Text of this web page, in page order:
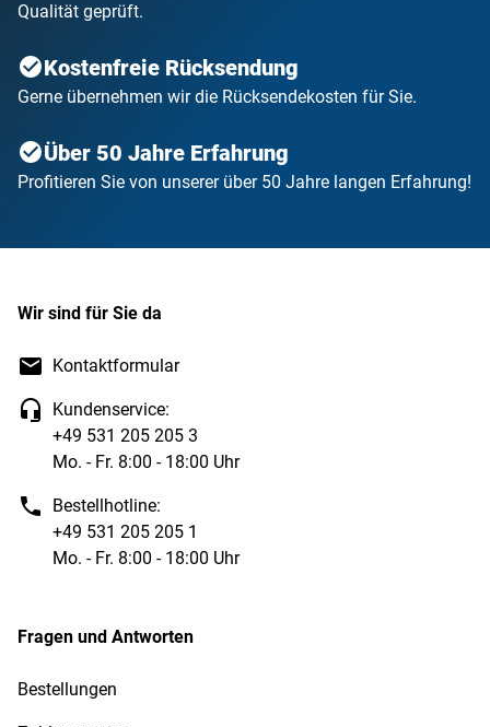
Qualität geprüft.
Kostenfreie Rücksendung
Gerne übernehmen wir die Rücksendekosten für Sie.
Über 50 Jahre Erfahrung
Profitieren Sie von unserer über 50 Jahre langen Erfahrung!
Wir sind für Sie da
Kontaktformular
Kundenservice:
+49 531 205 205 3
Mo. - Fr. 8:00 - 18:00 Uhr
Bestellhotline:
+49 531 205 205 1
Mo. - Fr. 8:00 - 18:00 Uhr
Fragen und Antworten
Bestellungen